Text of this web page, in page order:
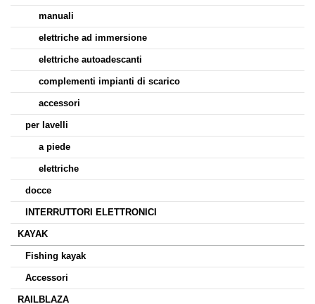
manuali
elettriche ad immersione
elettriche autoadescanti
complementi impianti di scarico
accessori
per lavelli
a piede
elettriche
docce
INTERRUTTORI ELETTRONICI
KAYAK
Fishing kayak
Accessori
RAILBLAZA